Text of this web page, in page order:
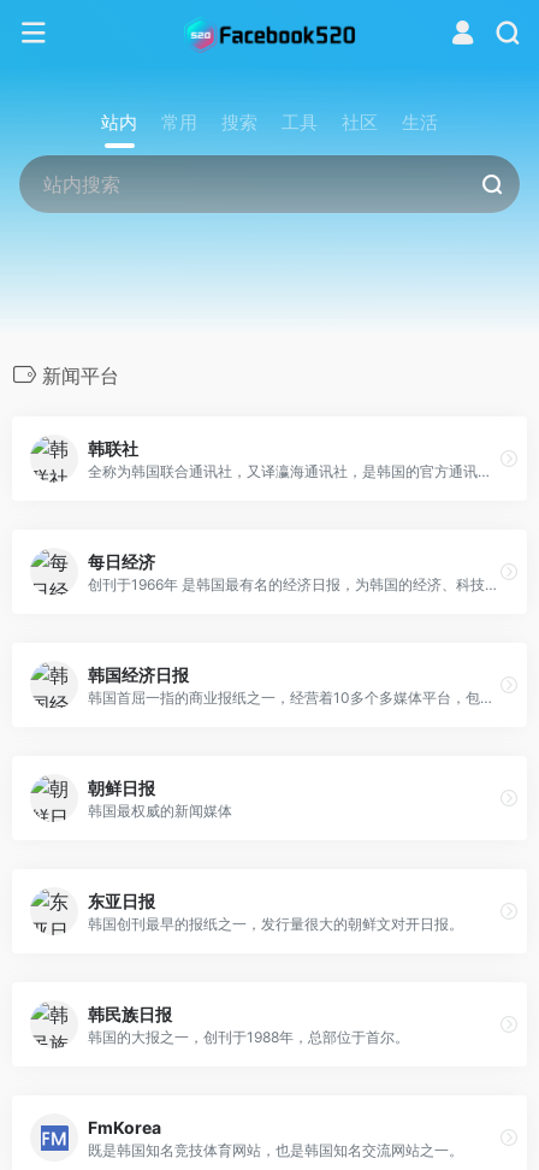
站内 常用 搜索 工具 社区 生活
新闻平台
韩联社
全称为韩国联合通讯社，又译瀛海通讯社，是韩国的官方通讯社，也是韩国最大的通讯社。
每日经济
创刊于1966年 是韩国最有名的经济日报，为韩国的经济、科技和文化传播做出了巨大的贡献。
韩国经济日报
韩国首屈一指的商业报纸之一，经营着10多个多媒体平台，包括数字和印刷报纸、各种杂志、电视台、图书发行商等等。
朝鲜日报
韩国最权威的新闻媒体
东亚日报
韩国创刊最早的报纸之一，发行量很大的朝鲜文对开日报。
韩民族日报
韩国的大报之一，创刊于1988年，总部位于首尔。
FmKorea
既是韩国知名竞技体育网站，也是韩国知名交流网站之一。